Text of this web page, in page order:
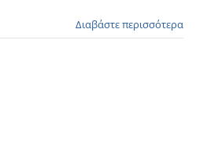
Διαβάστε περισσότερα